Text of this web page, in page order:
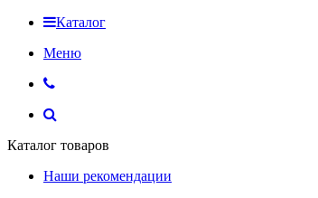
Каталог
Меню
Каталог товаров
Наши рекомендации